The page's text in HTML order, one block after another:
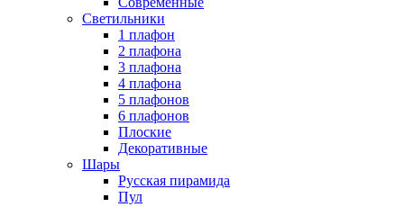
Светильники
1 плафон
2 плафона
3 плафона
4 плафона
5 плафонов
6 плафонов
Плоские
Декоративные
Шары
Русская пирамида
Пул